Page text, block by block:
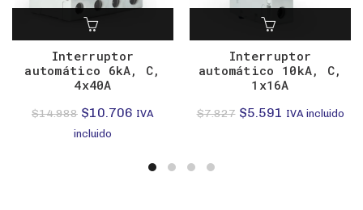
Interruptor
automático 6kA, C,
4x40A
$14.988 El
precio
$10.706 El
es:
IVA
incluido
Interruptor
automático 10kA, C,
1x16A
$7.827 El
$5.591 El
IVA incluido